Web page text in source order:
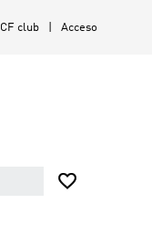
CF club Acceso
